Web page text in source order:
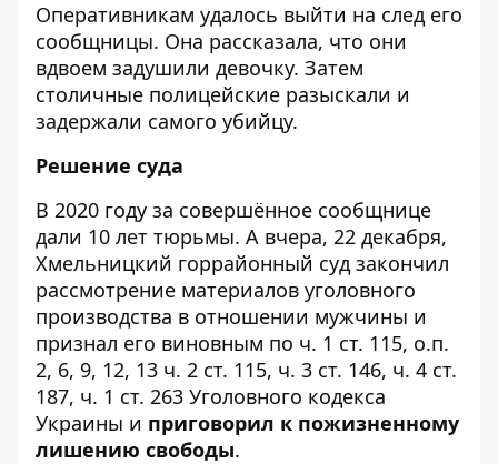
Оперативникам удалось выйти на след его
сообщницы. Она рассказала, что они
вдвоем задушили девочку. Затем
столичные полицейские разыскали и
задержали самого убийцу.
Решение суда
В 2020 году за совершённое сообщнице
дали 10 лет тюрьмы. А вчера, 22 декабря,
Хмельницкий горрайонный суд закончил
рассмотрение материалов уголовного
производства в отношении мужчины и
признал его виновным по ч. 1 ст. 115, о.п.
2, 6, 9, 12, 13 ч. 2 ст. 115, ч. 3 ст. 146, ч. 4 ст.
187, ч. 1 ст. 263 Уголовного кодекса
Украины и приговорил к пожизненному
лишению свободы.